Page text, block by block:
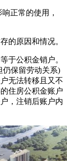
正常的使用，
的原因和情况。
于公积金销户。
仍保留劳动关系)
无法转移且又不
住房公积金账户
，注销后账户内